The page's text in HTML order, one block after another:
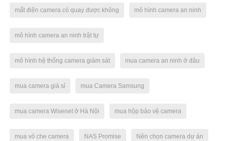
mất điện camera có quay được không mô hình camera an ninh
mô hình camera an ninh trật tự
mô hình hệ thống camera giám sát mua camera an ninh ở đâu
mua camera giá sỉ mua Camera Samsung
mua camera Wisenet ở Hà Nội mua hộp bảo vệ camera
mua vỏ che camera NAS Promise Nên chọn camera dự án